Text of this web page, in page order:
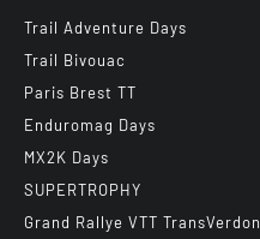
Trail Adventure Days
Trail Bivouac
Paris Brest TT
Enduromag Days
MX2K Days
SUPERTROPHY
Grand Rallye VTT TransVerdon